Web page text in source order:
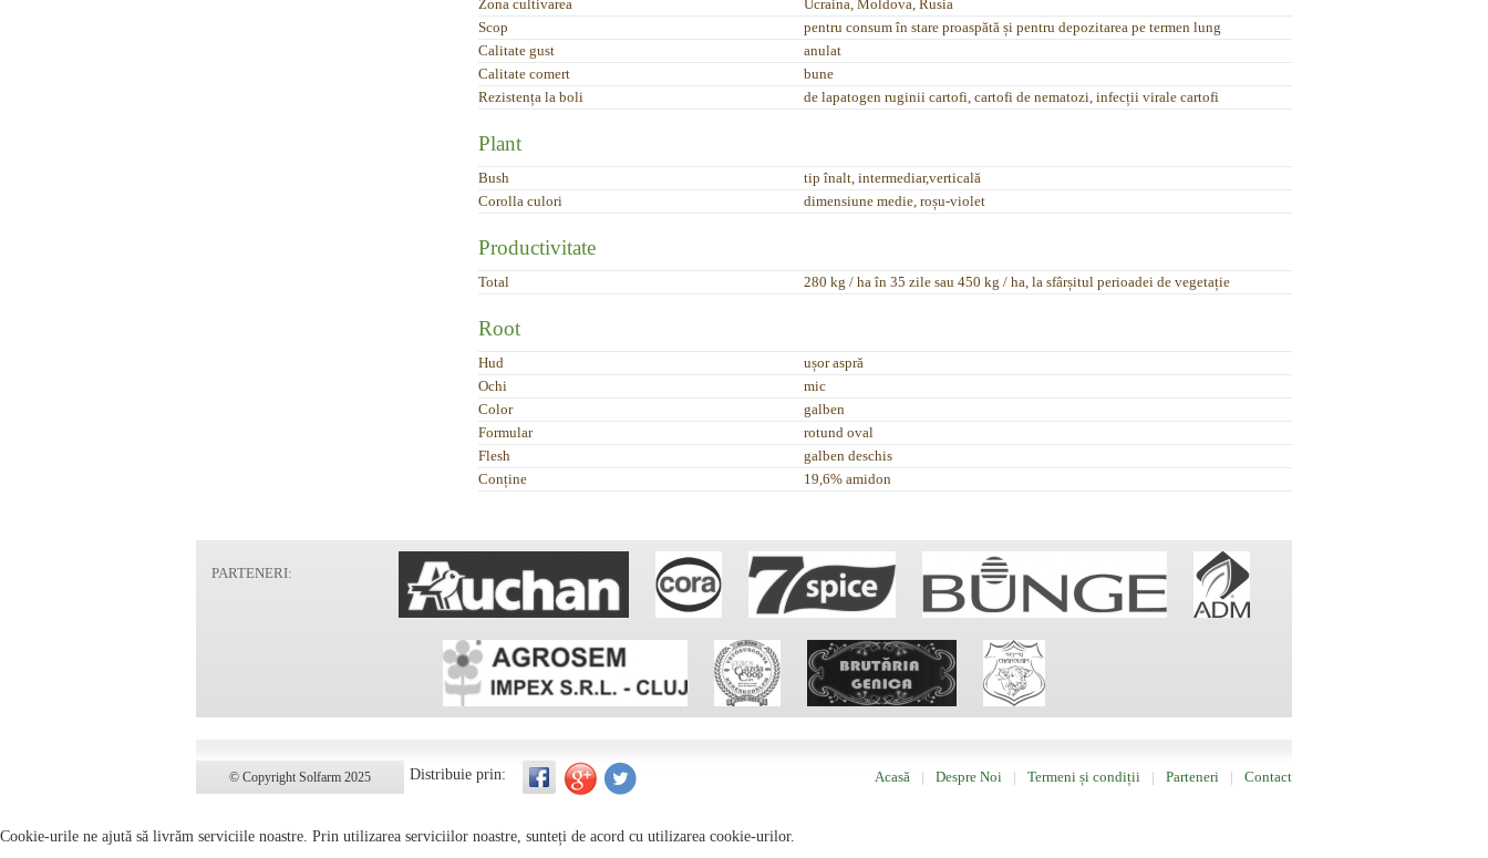
Zona cultivarea
Ucraina, Moldova, Rusia
Scop
pentru consum în stare proaspătă și pentru depozitarea pe termen lung
Calitate gust
anulat
Calitate comert
bune
Rezistența la boli
de lapatogen ruginii cartofi, cartofi de nematozi, infecții virale cartofi
Plant
Bush
tip înalt, intermediar,verticală
Corolla culori
dimensiune medie, roșu-violet
Productivitate
Total 280 kg / ha în 35 zile sau 450 kg / ha, la sfârșitul perioadei de vegetație
Root
Hud
ușor aspră
Ochi
mic
Color
galben
Formular
rotund oval
Flesh
galben deschis
Conține
19,6% amidon
PARTENERI:
© Copyright Solfarm 2025 Distribuie prin: Acasă Despre Noi Termeni și condiții Parteneri Contact
Cookie-urile ne ajută să livrăm serviciile noastre. Prin utilizarea serviciilor noastre, sunteți de acord cu utilizarea cookie-urilor.